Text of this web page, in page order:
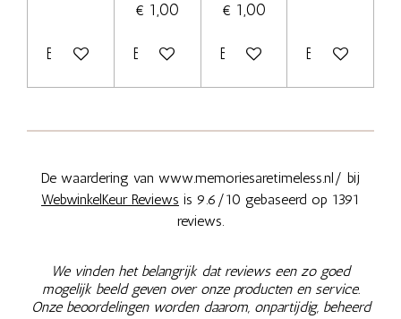
Bekijk details
€ 1,00
Bekijk details
€ 1,00
Bekijk details Bekijk details
De waardering van www.memoriesaretimeless.nl/ bij
WebwinkelKeur Reviews is 9.6/10 gebaseerd op 1391
reviews.
We vinden het belangrijk dat reviews een zo goed
mogelijk beeld geven over onze producten en service.
Onze beoordelingen worden daarom, onpartijdig, beheerd